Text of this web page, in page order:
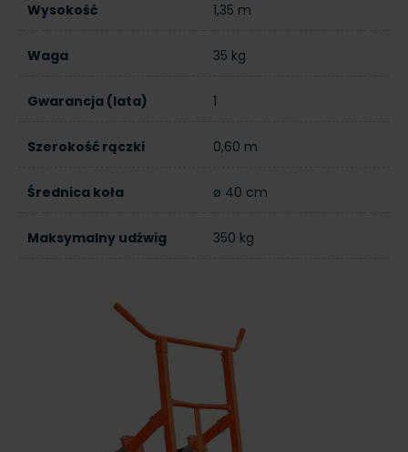
Wysokość 1,35 m
Waga 35 kg
Gwarancja (lata) 1
Szerokość rączki 0,60 m
Średnica koła ø 40 cm
Maksymalny udźwig 350 kg